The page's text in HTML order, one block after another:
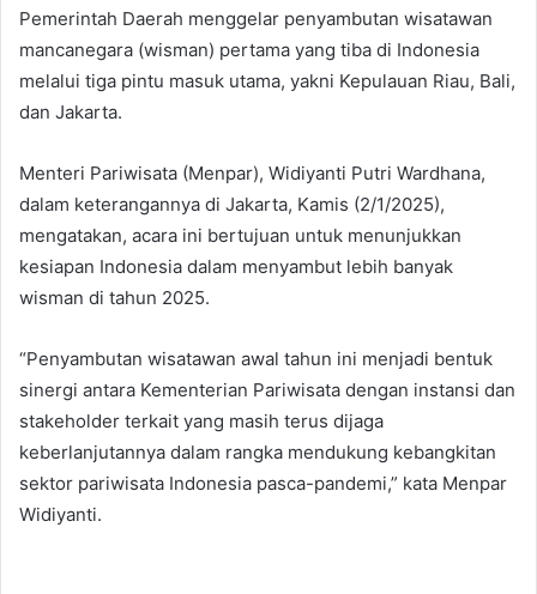
Pemerintah Daerah menggelar penyambutan wisatawan
mancanegara (wisman) pertama yang tiba di Indonesia
melalui tiga pintu masuk utama, yakni Kepulauan Riau, Bali,
dan Jakarta.
Menteri Pariwisata (Menpar), Widiyanti Putri Wardhana,
dalam keterangannya di Jakarta, Kamis (2/1/2025),
mengatakan, acara ini bertujuan untuk menunjukkan
kesiapan Indonesia dalam menyambut lebih banyak
wisman di tahun 2025.
“Penyambutan wisatawan awal tahun ini menjadi bentuk
sinergi antara Kementerian Pariwisata dengan instansi dan
stakeholder terkait yang masih terus dijaga
keberlanjutannya dalam rangka mendukung kebangkitan
sektor pariwisata Indonesia pasca-pandemi,” kata Menpar
Widiyanti.